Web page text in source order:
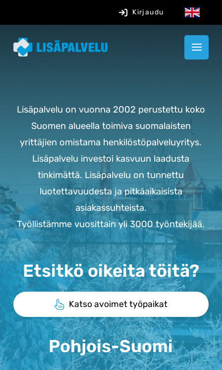
Kirjaudu
Lisäpalvelu on vuonna 2002 perustettu koko
Suomen alueella toimiva suomalaisten
yrittäjien omistama henkilöstöpalveluyritys.
Lisäpalvelu investoi kasvuun laadusta
tinkimättä. Lisäpalvelu on tunnettu
luotettavuudesta ja pitkäaikaisista
asiakassuhteista.
Työllistämme vuosittain yli 3000 työntekijää.
Etsitkö oikeita töitä?
Katso avoimet työpaikat
Pohjois-Suomi